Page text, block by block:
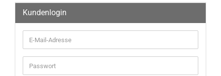
Kundenlogin
E-
Mail-
Adresse
Passwort